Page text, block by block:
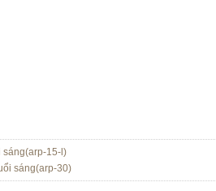
sáng(arp-15-l)
sáng(arp-30)